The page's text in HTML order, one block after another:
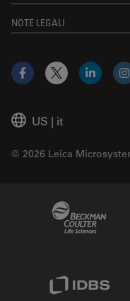
NOTE LEGALI
US | it
© 2026 Leica
Facebook
X